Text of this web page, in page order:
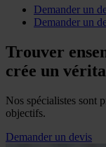
Demander un
Demander un
Trouver
crée un
Nos spécialistes sont
objectifs.
Demander un devis